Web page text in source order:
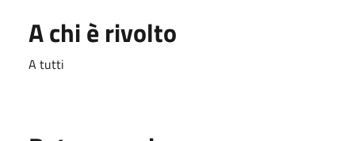
A chi è rivolto
A tutti